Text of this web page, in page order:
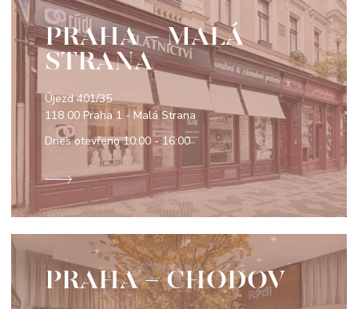
PRAHA - MALÁ
STRANA
Újezd 401/35
118 00 Praha 1 - Malá Strana
Dnes otevřeno10:00 - 16:00
PRAHA - CHODOV